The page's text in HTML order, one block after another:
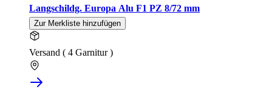
Langschildg. Europa Alu F1 PZ 8/72 mm
Zur Merkliste hinzufügen
Versand ( 4 Garnitur )